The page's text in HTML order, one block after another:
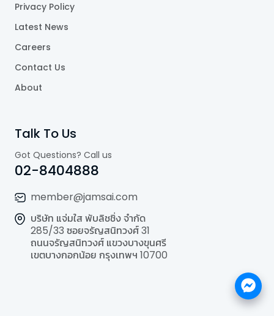
Privacy Policy
Latest News
Careers
Contact Us
About
Talk To Us
Got Questions? Call us
02-8404888
member@jamsai.com
บริษัท แจ่มใส พับลิชชิ่ง จำกัด
285/33 ซอยจรัญสนิทวงศ์ 31
ถนนจรัญสนิทวงศ์ แขวงบางขุนศรี
เขตบางกอกน้อย กรุงเทพฯ 10700